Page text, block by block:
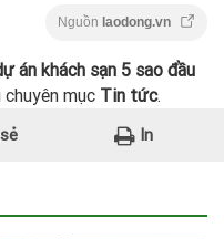
Nguồn laodong.vn
án khách sạn 5 sao đầu
chuyên mục Tin tức.
In